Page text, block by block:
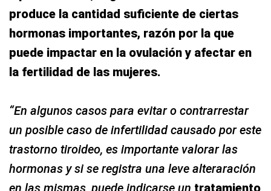
produce la cantidad suficiente de ciertas
hormonas importantes, razón por la que
puede impactar en la ovulación y afectar en
la fertilidad de las mujeres.
“En algunos casos para evitar o contrarrestar
un posible caso de infertilidad causado por este
trastorno tiroideo, es importante valorar las
hormonas y si se registra una leve alteraración
en las mismas, puede indicarse un tratamiento